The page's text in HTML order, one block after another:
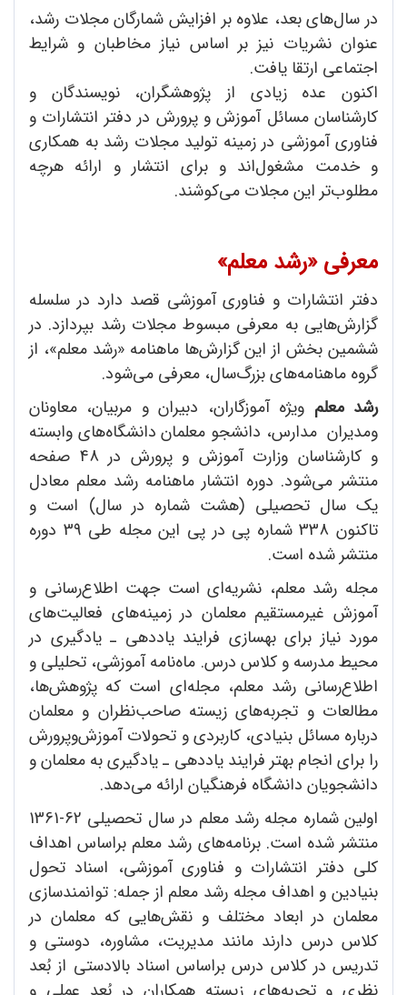
در سال‌های بعد، علاوه بر افزایش شمارگان مجلات رشد،
عنوان نشریات نیز بر اساس نیاز مخاطبان و شرایط
اجتماعی ارتقا یافت.
اکنون عده زیادی از پژوهشگران، نویسندگان و
کارشناسان مسائل آموزش و پرورش در دفتر انتشارات و
فناوری آموزشی در زمینه تولید مجلات رشد به همکاری
و خدمت مشغول‌اند و برای انتشار و ارائه هرچه
مطلوب‌تر این مجلات می‌کوشند.
معرفی «رشد معلم»
دفتر انتشارات و فناوری آموزشی قصد دارد در سلسله
گزارش‌هایی به معرفی مبسوط مجلات رشد بپردازد. در
ششمین بخش از این گزارش‌ها ماهنامه «رشد معلم»، از
گروه ماهنامه‌های بزرگ‌سال، معرفی می‌شود.
رشد معلم ویژه آموزگاران، دبیران و مربیان، معاونان
ومدیران مدارس، دانشجو معلمان دانشگاه‌های وابسته
و کارشناسان وزارت آموزش و پرورش در 48 صفحه
منتشر می‌شود. دوره انتشار ماهنامه رشد معلم معادل
یک سال تحصیلی (هشت شماره در سال) است و
تاکنون 338 شماره پی در پی این مجله طی 39 دوره
منتشر شده است.
مجله رشد معلم، نشریه‌ای است جهت اطلاع‌رسانی و
آموزش غیرمستقیم معلمان در زمینه‌های فعالیت‌های
مورد نیاز برای بهسازی فرایند یاددهی ـ یادگیری در
محیط مدرسه و کلاس درس. ماه‌نامه آموزشی، تحلیلی و
اطلاع‌‌رسانی رشد معلم، مجله‌ای است که پژوهش‌ها،
مطالعات و تجربه‌های زیسته صاحب‌نظران و معلمان
درباره مسائل بنیادی، کاربردی و تحولات آموزش‌وپرورش
را برای انجام بهتر فرایند یاددهی ـ یادگیری به معلمان و
دانشجویان دانشگاه فرهنگیان ارائه می‌دهد.
اولین شماره مجله رشد معلم در سال تحصیلی 62-1361
منتشر شده است. برنامه‌های رشد معلم براساس اهداف
کلی دفتر انتشارات و فناوری آموزشی، اسناد تحول
بنیادین و اهداف مجله رشد معلم از جمله: توانمندسازی
معلمان در ابعاد مختلف و نقش‌هایی که معلمان در
کلاس درس دارند مانند مدیریت، مشاوره، دوستی و
تدریس در کلاس درس براساس اسناد بالادستی از بُعد